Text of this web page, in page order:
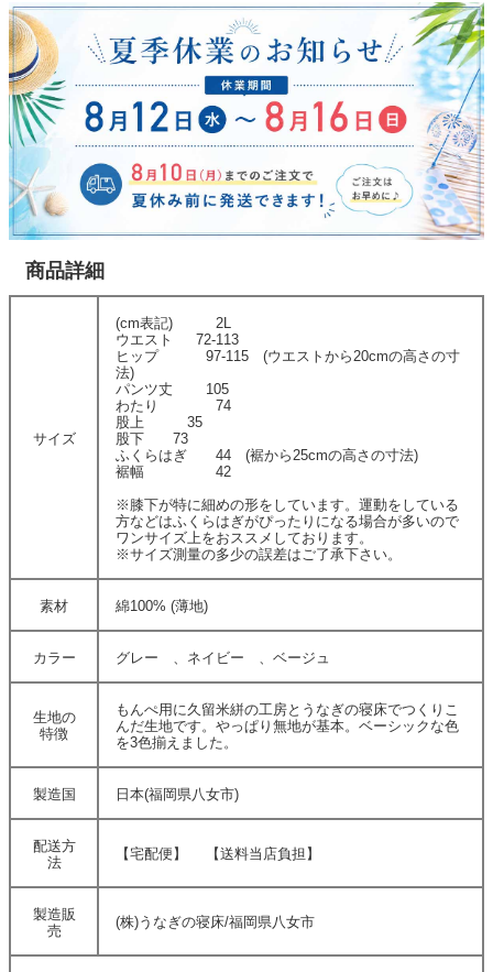
商品詳細
サイズ
(cm表記) 2L
ウエスト 72-113
ヒップ 97-115 (ウエストから20cmの高さの寸
法)
パンツ丈 105
わたり 74
股上 35
股下 73
ふくらはぎ 44 (裾から25cmの高さの寸法)
裾幅 42
※膝下が特に細めの形をしています。運動をしている
方などはふくらはぎがぴったりになる場合が多いので
ワンサイズ上をおススメしております。
※サイズ測量の多少の誤差はご了承下さい。
素材 綿100% (薄地)
カラー グレー 、ネイビー 、ベージュ
生地の
特徴
もんぺ用に久留米絣の工房とうなぎの寝床でつくりこ
んだ生地です。やっぱり無地が基本。ベーシックな色
を3色揃えました。
製造国 日本(福岡県八女市)
配送方
法
【宅配便】 【送料当店負担】
製造販
売
(株)うなぎの寝床/福岡県八女市